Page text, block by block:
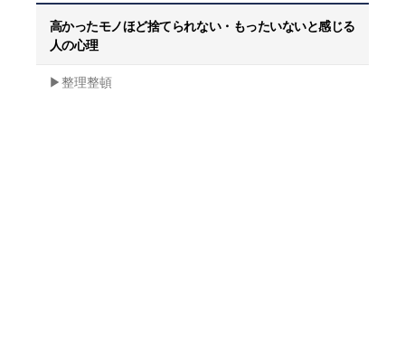
高かったモノほど捨てられない・もったいないと感じる
人の心理
▶︎整理整頓